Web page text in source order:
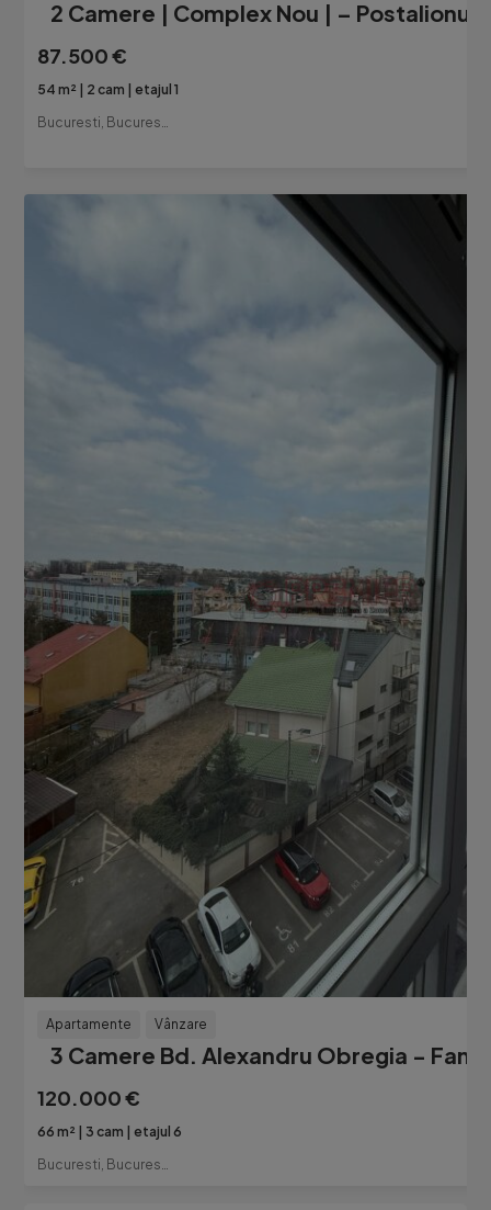
2 Camere | Complex Nou | –
87.500 €
54 m² 2 cam
etajul 1
Apartamente Vânzare
3 Camere Bd. Alexandru Obregia -
120.000 €
66 m² 3 cam
etajul 6